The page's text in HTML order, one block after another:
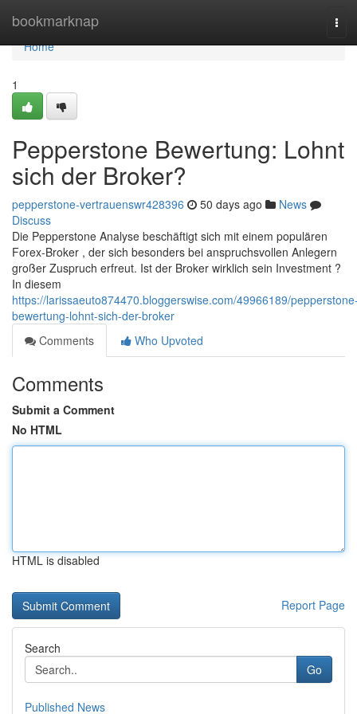
bookmarknap
Home
Home
1
Pepperstone Bewertung: Lohnt
sich der Broker?
pepperstone-vertrauenswr428396 50 days ago
News
Discuss
Die Pepperstone Analyse beschäftigt sich mit einem populären
Forex-Broker , der sich besonders bei anspruchsvollen Anlegern
großer Zuspruch erfreut. Ist der Broker wirklich sein Investment ?
In diesem
https://larissaeuto874470.bloggerswise.com/49966189/
bewertung-lohnt-sich-der-broker
Comments
Who Upvoted
Comments
Submit a Comment
No HTML
HTML is disabled
Report Page
Search
Go
Published News